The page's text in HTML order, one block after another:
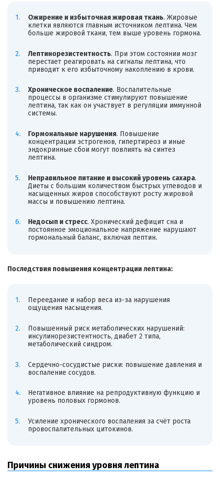
Ожирение и избыточная жировая ткань. Жировые
клетки являются главным источником лептина. Чем
больше жировой ткани, тем выше уровень гормона.
Лептинорезистентность. При этом состоянии мозг
перестает реагировать на сигналы лептина, что
приводит к его избыточному накоплению в крови.
Хроническое воспаление. Воспалительные
процессы в организме стимулируют повышение
лептина, так как он участвует в регуляции иммунной
системы.
Гормональные нарушения. Повышение
концентрации эстрогенов, гипертиреоз и иные
эндокринные сбои могут повлиять на синтез
лептина.
Неправильное питание и высокий уровень сахара.
Диеты с большим количеством быстрых углеводов и
насыщенных жиров способствуют росту жировой
массы и повышению лептина.
Недосып и стресс. Хронический дефицит сна и
постоянное эмоциональное напряжение нарушают
гормональный баланс, включая лептин.
Последствия повышения концентрации лептина:
Переедание и набор веса из-за нарушения
ощущения насыщения.
Повышенный риск метаболических нарушений:
инсулинорезистентность, диабет 2 типа,
метаболический синдром.
Сердечно-сосудистые риски: повышение давления и
воспаление сосудов.
Негативное влияние на репродуктивную функцию и
уровень половых гормонов.
Усиление хронического воспаления за счёт роста
провоспалительных цитокинов.
Причины снижения уровня лептина